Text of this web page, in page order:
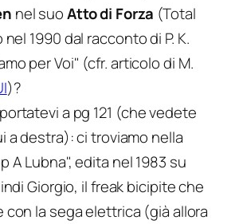
nel suoAtto di Forza (Total
1990 dal racconto di P. K.
per Voi" (cfr. articolo di M.
)?
a pg 121 (che vedete
a destra): ci troviamo nella
A Lubna", edita nel 1983 su
Giorgio, il freak bicipite che
con la sega elettrica (già allora